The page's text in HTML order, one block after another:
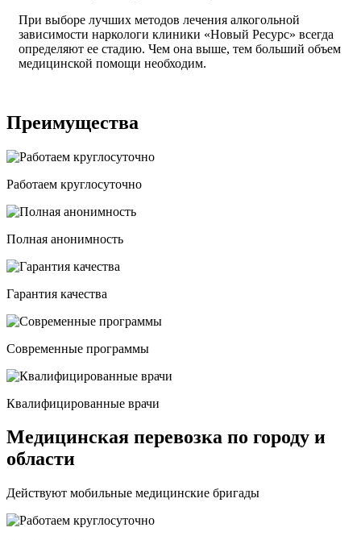
При выборе лучших методов лечения алкогольной
зависимости наркологи клиники «Новый Ресурс» всегда
определяют ее стадию. Чем она выше, тем больший объем
медицинской помощи необходим.
Преимущества
Работаем круглосуточно
Полная анонимность
Гарантия качества
Современные программы
Квалифицированные врачи
Медицинская перевозка по городу и
области
Действуют мобильные медицинские бригады